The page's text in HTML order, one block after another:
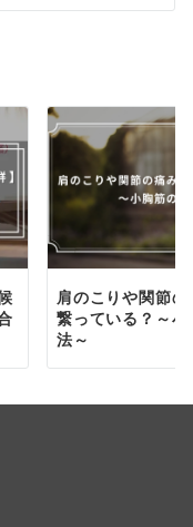
肩のこりや関節
繋っている？～
法～